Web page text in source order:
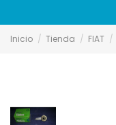
Inicio Tienda FIAT